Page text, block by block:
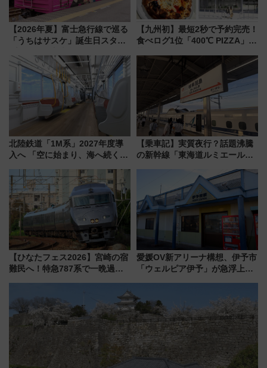
【2026年夏】富士急行線で巡る
「うちはサスケ」誕生日スタン
定グルメ＆グッズ徹底ガイド
【九州初】最短2秒で予約完売！
食べログ1位「400℃ PIZZA」が
プン。もつ鍋風など限定メニュ
北陸鉄道「1M系」2027年度導
入へ 「空に始まり、海へ続く」
神秘的なデザイン
【乗車記】実質夜行？話題沸騰
の新幹線「東海道ルミエールエ
東京22時発、京都・新大阪に6
時台着 見どころは岐阜羽島の
素晴らし過ぎる朝
【ひなたフェス2026】宮崎の宿
難民へ！特急787系で一晩過ご
愛媛OV新アリーナ構想、伊予市
「ウェルピア伊予」が急浮上！